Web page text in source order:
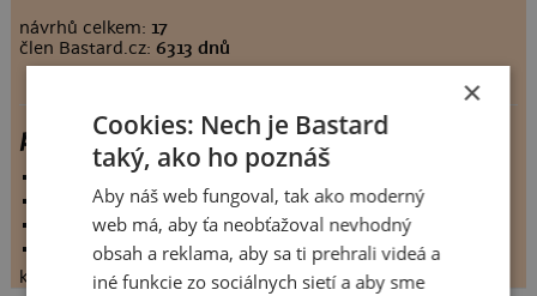
návrhů celkem: 17
člen Bastard.cz:6313 dnů
padajici orisek na veverku
vystaveno:10.5.2009
hodnoceno:16 krát
komentářů:3.9375
koupilo by:4 lidí
konečné hodnocení:3.9375
×
Cookies: Nech je Bastard
taký, ako ho poznáš
Aby náš web fungoval, tak ako moderný
web má, aby ťa neobťažoval nevhodný
obsah a reklama, aby sa ti prehrali videá a
iné funkcie zo sociálnych sietí a aby sme